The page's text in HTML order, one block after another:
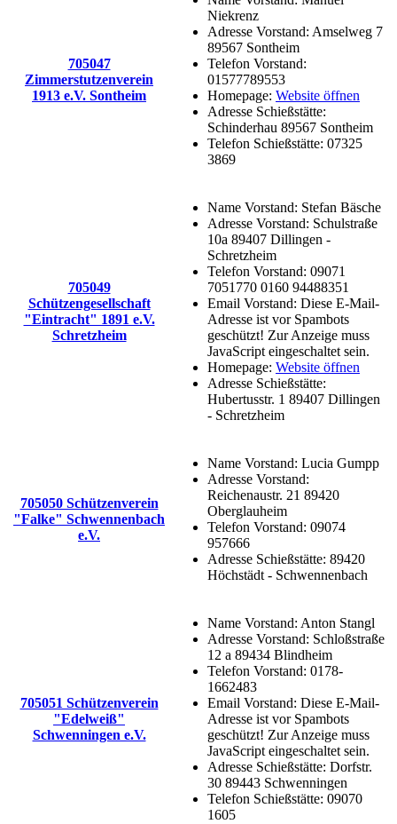
705047
Zimmerstutzenverein
1913 e.V. Sontheim
Niekrenz
Adresse Vorstand: Amselweg 7
89567 Sontheim
Telefon Vorstand:
01577789553
Homepage: Website öffnen
Adresse Schießstätte:
Schinderhau 89567 Sontheim
Telefon Schießstätte: 07325
3869
705049
Schützengesellschaft
"Eintracht" 1891 e.V.
Schretzheim
Name Vorstand: Stefan Bäsche
Adresse Vorstand: Schulstraße
10a 89407 Dillingen -
Schretzheim
Telefon Vorstand: 09071
7051770 0160 94488351
Email Vorstand: Diese E-Mail-
Adresse ist vor Spambots
geschützt! Zur Anzeige muss
JavaScript eingeschaltet sein.
Homepage: Website öffnen
Adresse Schießstätte:
Hubertusstr. 1 89407 Dillingen
- Schretzheim
705050 Schützenverein
"Falke" Schwennenbach
e.V.
Name Vorstand: Lucia Gumpp
Adresse Vorstand:
Reichenaustr. 21 89420
Oberglauheim
Telefon Vorstand: 09074
957666
Adresse Schießstätte: 89420
Höchstädt - Schwennenbach
705051 Schützenverein
"Edelweiß"
Schwenningen e.V.
Name Vorstand: Anton Stangl
Adresse Vorstand: Schloßstraße
12 a 89434 Blindheim
Telefon Vorstand: 0178-
1662483
Email Vorstand: Diese E-Mail-
Adresse ist vor Spambots
geschützt! Zur Anzeige muss
JavaScript eingeschaltet sein.
Adresse Schießstätte: Dorfstr.
30 89443 Schwenningen
Telefon Schießstätte: 09070
1605